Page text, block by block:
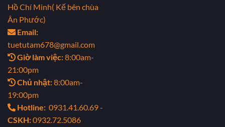
Hồ Chí Minh( Kế bên chùa
Ân Phước)
Email:
tuetutam678@gmail.com
Giờ làm việc:8:00am-
21:00pm
Chủ nhật:8:00am-
19:00pm
Hotline: 0931.41.60.69 -
CSKH:0932.72.5086